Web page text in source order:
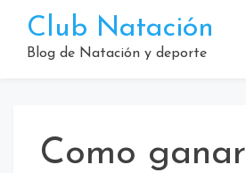
contenido
Club Natación
Blog de Natación y deporte
Como ganar